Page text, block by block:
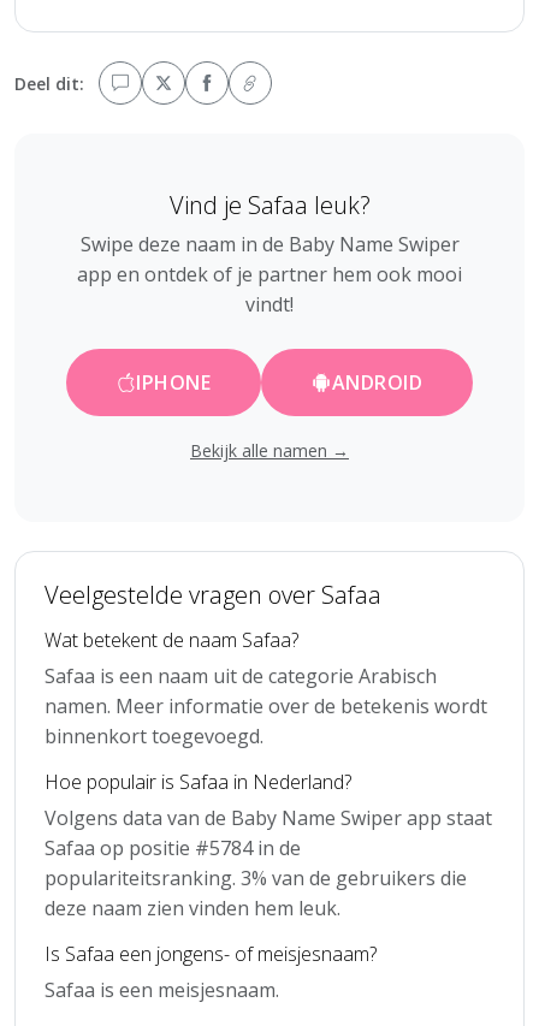
Deel dit:
Vind je Safaa leuk?
Swipe deze naam in de Baby Name Swiper
app en ontdek of je partner hem ook mooi
vindt!
IPHONE ANDROID
Bekijk alle namen →
Veelgestelde vragen over Safaa
Wat betekent de naam Safaa?
Safaa is een naam uit de categorie Arabisch
namen. Meer informatie over de betekenis wordt
binnenkort toegevoegd.
Hoe populair is Safaa in Nederland?
Volgens data van de Baby Name Swiper app staat
Safaa op positie #5784 in de
populariteitsranking. 3% van de gebruikers die
deze naam zien vinden hem leuk.
Is Safaa een jongens- of meisjesnaam?
Safaa is een meisjesnaam.